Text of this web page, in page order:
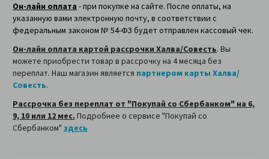
Он-лайн оплата - при покупке на сайте. После оплаты, на
указанную вами электронную почту, в соответствии с
федеральным законом № 54-ФЗ будет отправлен кассовый чек.
Он-лайн оплата картой рассрочки Халва/Совесть. Вы
можете приобрести товар в рассрочку на 4 месяца без
переплат. Наш магазин является партнером карты Халва/
Совесть.
Рассрочка без переплат от "Покупай со Сбербанком" на 6,
9, 10 или 12 мес. Подробнее о сервисе "Покупай со
Сбербанком" здесь